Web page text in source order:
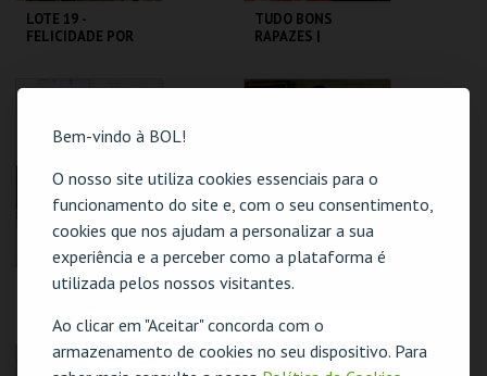
Bem-vindo à BOL!
O nosso site utiliza cookies essenciais para o
funcionamento do site e, com o seu consentimento,
cookies que nos ajudam a personalizar a sua
experiência e a perceber como a plataforma é
utilizada pelos nossos visitantes.
Ao clicar em "Aceitar" concorda com o
armazenamento de cookies no seu dispositivo. Para
LOTE 19 -
FELICIDADE POR
TEATRO
COMPRAR
TUDO BONS
RAPAZES |
SCORSESE
CAPITÓLIO.
COMPRAR
SEVEN - 7 PECADOS
CAPITÓLIO.
JERRY MAGUIRE: A
JERRY MAGUIRE
CAPITÓLIO.
O evento escolhido não está disponível